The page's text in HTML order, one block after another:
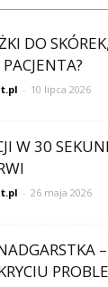
DO
- 10 lipca 2026
W 30
- 26 maja 2026